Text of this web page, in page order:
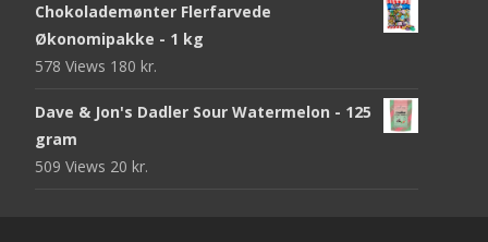
Chokolademønter Flerfarvede
Økonomipakke - 1 kg
578 Views 180 kr.
Dave & Jon's Dadler Sour Watermelon - 125
gram
509 Views 20 kr.